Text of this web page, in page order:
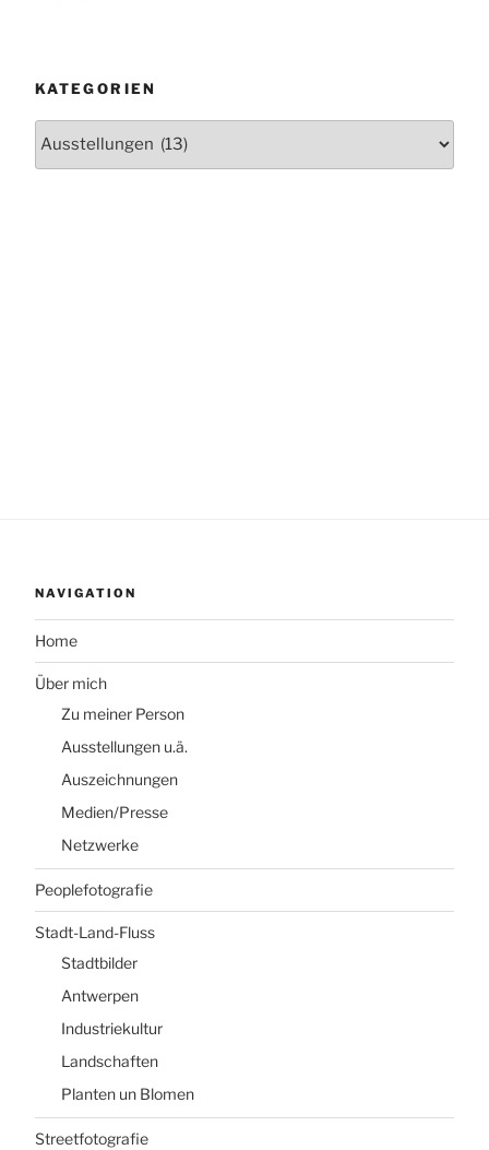
KATEGORIEN
NAVIGATION
Home
Über mich
Zu meiner Person
Ausstellungen u.ä.
Auszeichnungen
Medien/Presse
Netzwerke
Peoplefotografie
Stadt-Land-Fluss
Stadtbilder
Antwerpen
Industriekultur
Landschaften
Planten un Blomen
Streetfotografie